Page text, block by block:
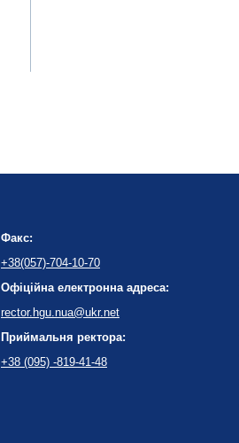
Факс:
+38(057)-704-10-70
Офіційна електронна адреса:
rector.hgu.nua@ukr.net
Приймальня ректора:
+38 (095) -819-41-48